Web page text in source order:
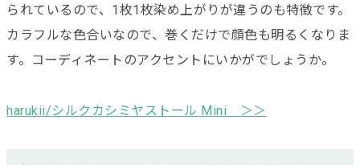
られているので、1枚1枚染め上がりが違うのも特徴です。
カラフルな色合いなので、巻くだけで顔色も明るくなりま
す。コーディネートのアクセントにいかがでしょうか。
harukii/シルクカシミヤストール Mini ＞＞